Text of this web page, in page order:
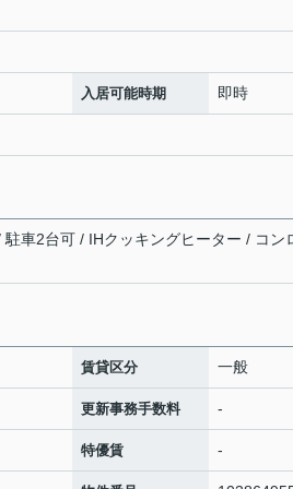
入居可能時期 即時
車2台可 / IHクッキングヒーター / コ
賃貸区分 一般
更新事務手数料 -
特優賃 -